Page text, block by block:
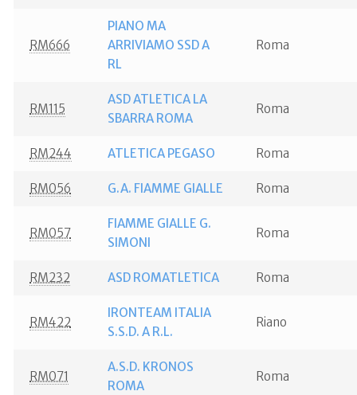
RM666
PIANO MA
ARRIVIAMO SSD A
RL
Roma
RM115
ASD ATLETICA LA
SBARRA ROMA
Roma
RM244 ATLETICA PEGASO Roma
RM056 G.A. FIAMME GIALLE Roma
RM057
FIAMME GIALLE G.
SIMONI
Roma
RM232 ASD ROMATLETICA Roma
RM422
IRONTEAM ITALIA
S.S.D. A R.L.
Riano
RM071
A.S.D. KRONOS
ROMA
Roma